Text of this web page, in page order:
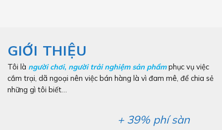
GIỚI THIỆU
Tôi là người chơi, người trải nghiệm sản phẩmphục vụ việc
cắm trại, dã ngoại nên việc bán hàng là vì đam mê, để chia sẻ
những gì tôi biết…
+ 39% phí sàn